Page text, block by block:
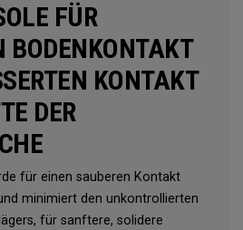
FÜR
BODENKONTAKT
KONTAKT
DER
für einen sauberen Kontakt
minimiert den unkontrollierten
für sanftere, solidere